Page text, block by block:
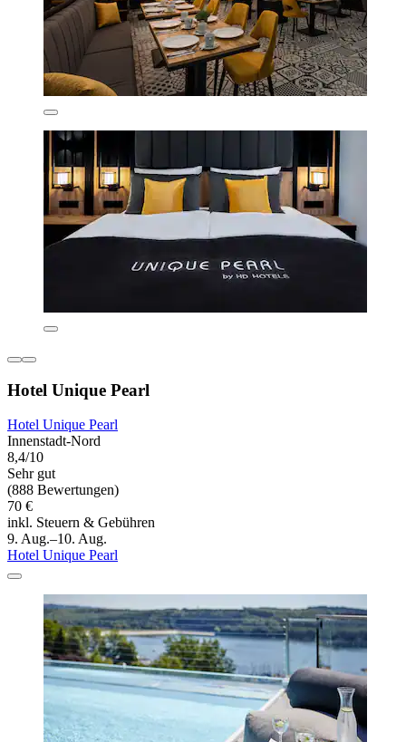
Hotel Unique Pearl
Hotel Unique Pearl
Innenstadt-Nord
8,4/10
Sehr gut
(888 Bewertungen)
70 €
inkl. Steuern & Gebühren
9. Aug.–10. Aug.
Hotel Unique Pearl